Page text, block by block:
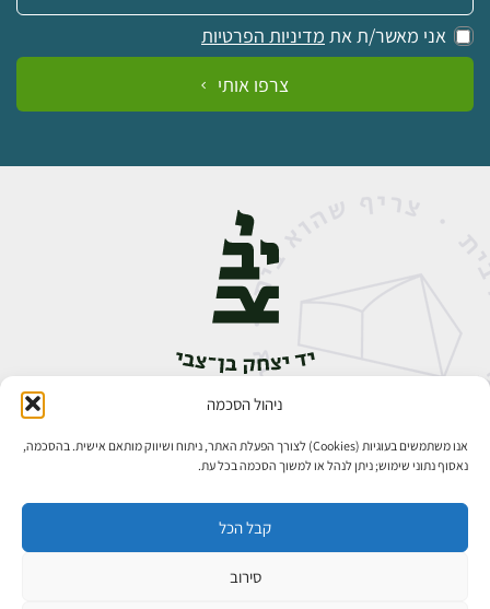
ניהול הסכמה
אנו משתמשים בעוגיות (Cookies) לצורך הפעלת האתר, ניתוח ושיווק מותאם אישית. בהסכמה,
נאסוף נתוני שימוש; ניתן לנהל או למשוך הסכמה בכל עת.
קבל הכל
סירוב
אני מאשר/ת את מדיניות הפרטיות
צרפו אותי
אבן גבירול 14, רחביה, ירושלים